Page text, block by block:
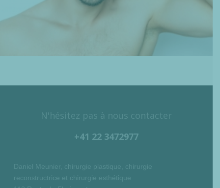
N'hésitez pas à nous contacter
+41 22 3472977
Daniel Meunier, chirurgie plastique, chirurgie
reconstructrice et chirurgie esthétique